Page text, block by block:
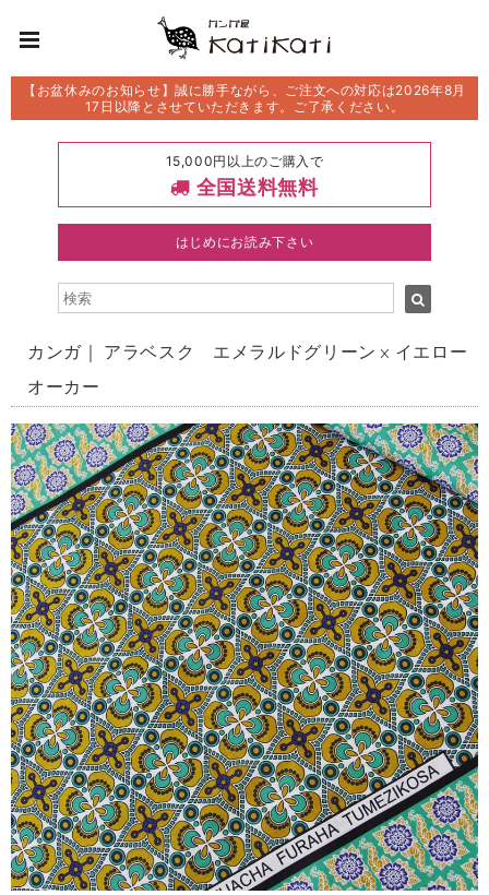
【お盆休みのお知らせ】誠に勝手ながら、ご注文への対応は2026年8月
17日以降とさせていただきます。ご了承ください。
15,000円以上のご購入で
全国送料無料
はじめにお読み下さい
カンガ｜ アラベスク エメラルドグリーン × イエロー
オーカー